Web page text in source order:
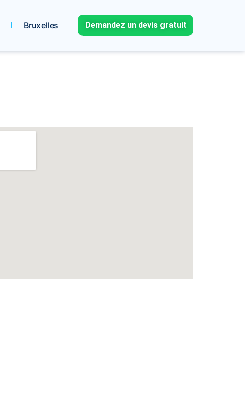
Bruxelles Demandez un devis gratuit